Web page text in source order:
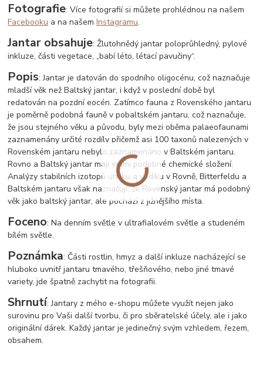
Fotografie: Více fotografií si můžete prohlédnou na našem
Facebooku a na našemInstagramu.
Jantar obsahuje: Žlutohnědý jantar poloprůhledný, pylové
inkluze, části vegetace, „babí léto, létací pavučiny“.
Popis: Jantar je datován do spodního oligocénu, což naznačuje
mladší věk než Baltský jantar, i když v poslední době byl
redatován na pozdní eocén. Zatímco fauna z Rovenského jantaru
je poměrně podobná fauně v pobaltském jantaru, což naznačuje,
že jsou stejného věku a původu, byly mezi oběma palaeofaunami
zaznamenány určité rozdíly přičemž asi 100 taxonů nalezených v
Rovenském jantaru nebylo zaznamenáno v Baltském jantaru.
Rovno a Baltský jantar mají velmi podobné chemické složení.
Analýzy stabilních izotopů uhlíku a vodíku v Rovně, Bitterfeldu a
Baltském jantaru však naznačují, že Rovenský jantar má podobný
věk jako baltský jantar, ale pochází z jižnějšího místa.
Foceno: Na denním světle v ultrafialovém světle a studeném
bílém světle.
Poznámka: Části rostlin, hmyz a další inkluze nacházející se
hluboko uvnitř jantaru tmavého, třešňového, nebo jiné tmavé
variety, jde špatně zachytit na fotografii.
Shrnutí: Jantary z mého e-shopu můžete využít nejen jako
surovinu pro Vaši další tvorbu, či pro sběratelské účely, ale i jako
originální dárek. Každý jantar je jedinečný svým vzhledem, řezem,
obsahem.